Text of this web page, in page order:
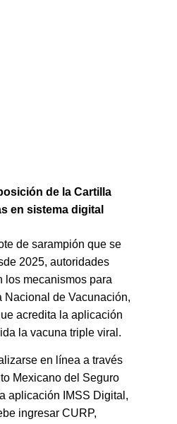
de la Cartilla
en sistema digital
de sarampión que se
2025, autoridades
los mecanismos para
Nacional de Vacunación,
acredita la aplicación
la vacuna triple viral.
en línea a través
Mexicano del Seguro
aplicación IMSS Digital,
ingresar CURP,